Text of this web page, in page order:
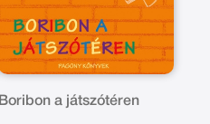
Boribon a játszótéren